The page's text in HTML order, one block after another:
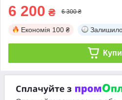
6 200 ₴ 6 300 ₴
Економія 100 ₴